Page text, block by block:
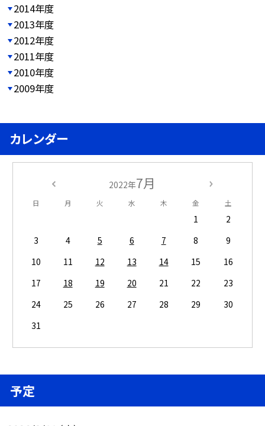
2014年度
2013年度
2012年度
2011年度
2010年度
2009年度
カレンダー
2022年7月
日 月 火 水 木 金 土
1
2
3
4 5 6 7 8
9
10
11 12 13 14 15
16
17
18 19 20 21 22
23
24
25 26 27 28 29
30
31
予定